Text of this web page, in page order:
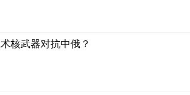
核武器对抗中俄？